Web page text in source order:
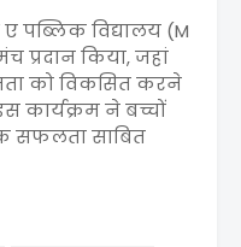
पब्लिक विद्यालय (M
प्रदान किया, जहां
को विकसित करने
कार्यक्रम ने बच्चों
सफलता साबित